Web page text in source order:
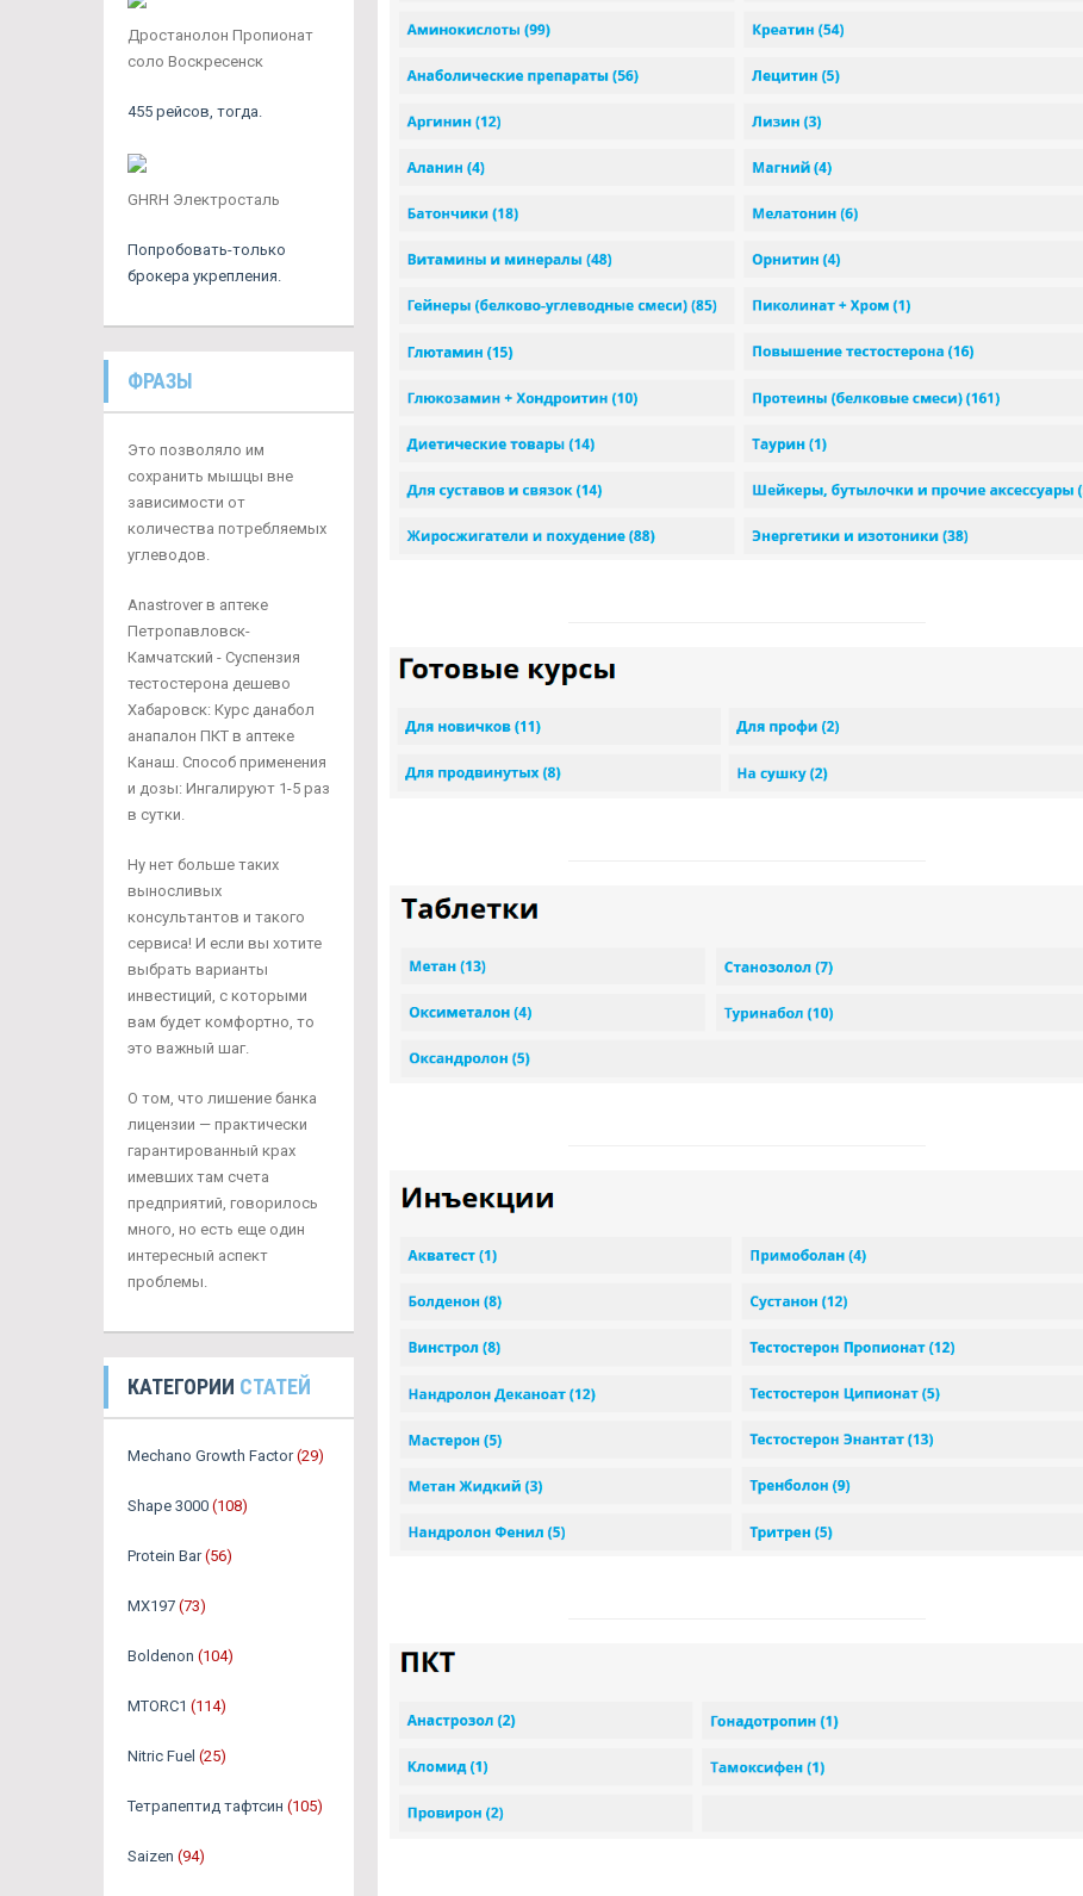
Дростанолон Пропионат
соло Воскресенск
455 рейсов, тогда.
GHRH Электросталь
Попробовать-только
брокера укрепления.
ФРАЗЫ
Это позволяло им
сохранить мышцы вне
зависимости от
количества потребляемых
углеводов.
Anastrover в аптеке
Петропавловск-
Камчатский - Суспензия
тестостерона дешево
Хабаровск: Курс данабол
анапалон ПКТ в аптеке
Канаш. Способ применения
и дозы: Ингалируют 1-5 раз
в сутки.
Ну нет больше таких
выносливых
консультантов и такого
сервиса! И если вы хотите
выбрать варианты
инвестиций, с которыми
вам будет комфортно, то
это важный шаг.
О том, что лишение банка
лицензии — практически
гарантированный крах
имевших там счета
предприятий, говорилось
много, но есть еще один
интересный аспект
проблемы.
КАТЕГОРИИ СТАТЕЙ
Mechano Growth Factor (29)
Shape 3000 (108)
Protein Bar (56)
MX197 (73)
Boldenon (104)
MTORC1 (114)
Nitric Fuel (25)
Тетрапептид тафтсин (105)
Saizen (94)